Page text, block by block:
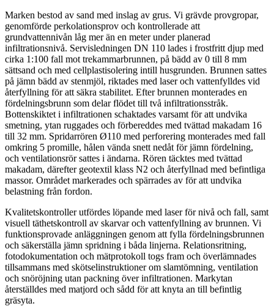
Marken bestod av sand med inslag av grus. Vi grävde provgropar,
genomförde perkolationsprov och kontrollerade att
grundvattennivån låg mer än en meter under planerad
infiltrationsnivå. Servisledningen DN 110 lades i frostfritt djup med
cirka 1:100 fall mot trekammarbrunnen, på bädd av 0 till 8 mm
sättsand och med cellplastisolering intill husgrunden. Brunnen sattes
på jämn bädd av stenmjöl, riktades med laser och vattenfylldes vid
återfyllning för att säkra stabilitet. Efter brunnen monterades en
fördelningsbrunn som delar flödet till två infiltrationsstråk.
Bottenskiktet i infiltrationen schaktades varsamt för att undvika
smetning, ytan ruggades och förbereddes med tvättad makadam 16
till 32 mm. Spridarrören Ø110 med perforering monterades med fall
omkring 5 promille, hålen vända snett nedåt för jämn fördelning,
och ventilationsrör sattes i ändarna. Rören täcktes med tvättad
makadam, därefter geotextil klass N2 och återfyllnad med befintliga
massor. Området markerades och spärrades av för att undvika
belastning från fordon.
Kvalitetskontroller utfördes löpande med laser för nivå och fall, samt
visuell täthetskontroll av skarvar och vattenfyllning av brunnen. Vi
funktionsprovade anläggningen genom att fylla fördelningsbrunnen
och säkerställa jämn spridning i båda linjerna. Relationsritning,
fotodokumentation och mätprotokoll togs fram och överlämnades
tillsammans med skötselinstruktioner om slamtömning, ventilation
och snöröjning utan packning över infiltrationen. Markytan
återställdes med matjord och sådd för att knyta an till befintlig
gräsyta.